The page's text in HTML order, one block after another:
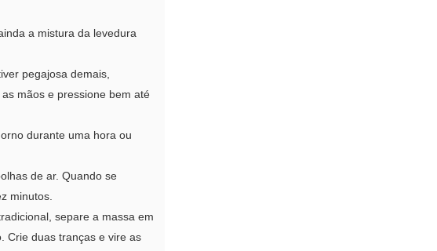
a mistura da levedura
pegajosa demais,
mãos e pressione bem até
durante uma hora ou
de ar. Quando se
minutos.
separe a massa em
Crie duas tranças e vire as